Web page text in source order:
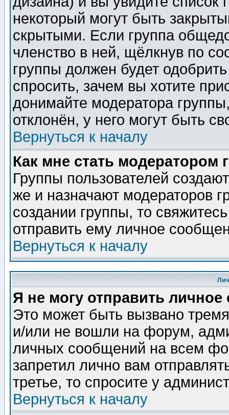
некоторый могут быть
скрытыми. Если группа
членство в ней, щёлкнув по
группы должен будет
спросить, зачем вы хотите
донимайте модератора
отклонён, у него могут быть
Вернуться к началу
Как мне стать модератором
Группы пользователей
же и назначают модераторов
создании группы, то
отправить ему личное
Вернуться к началу
Я не могу отправить
Это может быть вызвано
и/или не вошли на форум,
личных сообщений на всем
запретил лично вам
третье, то спросите у
Вернуться к началу